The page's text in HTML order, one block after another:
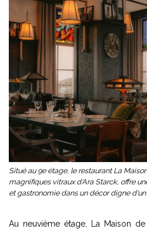
Situé au 9e étage, le restaurant La
magnifiques vitraux d'Ara Starck, offre
et gastronomie dans un décor digne
Au neuvième étage, La Maison